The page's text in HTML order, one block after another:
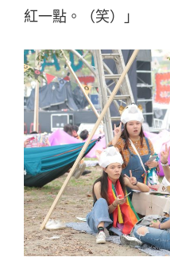
紅一點。（笑）」